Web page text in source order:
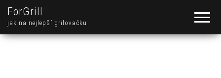
ForGrill
jak na nejlepší grilovačku